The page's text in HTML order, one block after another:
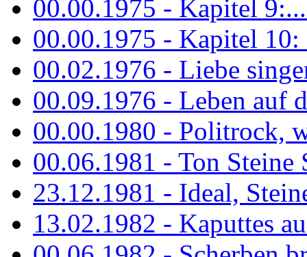
00.00.1975 - Kapitel
00.00.1975 - Kapitel
00.02.1976 - Liebe
00.09.1976 - Leben auf
00.00.1980 - Politrock,
00.06.1981 - Ton Steine
23.12.1981 - Ideal,
13.02.1982 - Kaputtes